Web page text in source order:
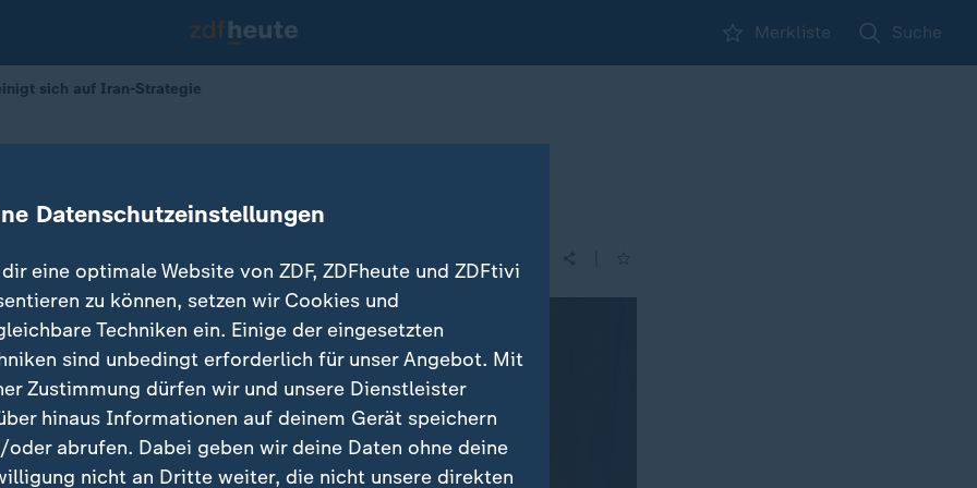
Merkliste Suche
sich auf Iran-Strategie
auf Iran-Strategie
Datenschutzeinstellungen
eine optimale Website von ZDF, ZDFheute und ZDFtivi
zu können, setzen wir Cookies und
Techniken ein. Einige der eingesetzten
sind unbedingt erforderlich für unser Angebot. Mit
Zustimmung dürfen wir und unsere Dienstleister
hinaus Informationen auf deinem Gerät speichern
oder abrufen. Dabei geben wir deine Daten ohne deine
nicht an Dritte weiter, die nicht unsere direkten